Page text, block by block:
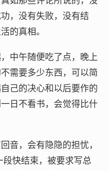
，没有失败，没有结
的真相。
中午随便吃了点，晚上
需要多少东西，可以简
己的决心和以后要作的
日不看书，会觉得比什
音，会有隐隐的担忧，
快结束，被要求写总